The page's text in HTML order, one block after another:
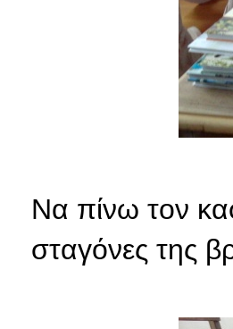
Να πίνω τον
σταγόνες της